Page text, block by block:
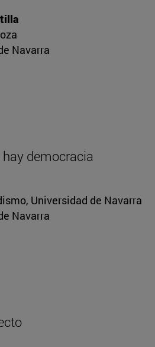
Navarra
democracia
Universidad de Navarra
Navarra